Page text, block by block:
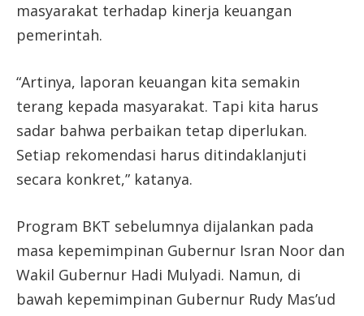
masyarakat terhadap kinerja keuangan
pemerintah.
“Artinya, laporan keuangan kita semakin
terang kepada masyarakat. Tapi kita harus
sadar bahwa perbaikan tetap diperlukan.
Setiap rekomendasi harus ditindaklanjuti
secara konkret,” katanya.
Program BKT sebelumnya dijalankan pada
masa kepemimpinan Gubernur Isran Noor dan
Wakil Gubernur Hadi Mulyadi. Namun, di
bawah kepemimpinan Gubernur Rudy Mas’ud